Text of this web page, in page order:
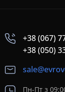
+38 (067)
+38 (050)
Пн-Пт з